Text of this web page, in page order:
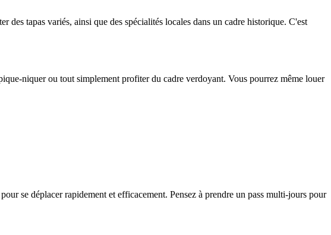
des tapas variés, ainsi que des spécialités locales dans un cadre historique. C'est
niquer ou tout simplement profiter du cadre verdoyant. Vous pourrez même louer
se déplacer rapidement et efficacement. Pensez à prendre un pass multi-jours pour